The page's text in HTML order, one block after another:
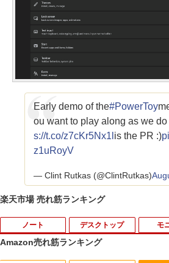
Early demo of the#PowerToy
ou want to play along as we
s://t.co/z7cKr5Nx1l is the PR :)
z1uRoyV
— Clint Rutkas (@ClintRutkas)
楽天市場 売れ筋ランキング
ノート デスクトップ モ
Amazon売れ筋ランキング